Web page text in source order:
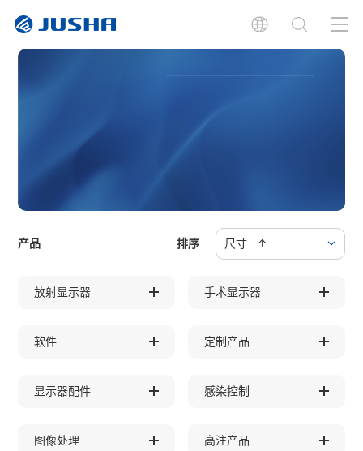
产品 排序 尺寸 ↑
放射显示器 手术显示器
软件 定制产品
显示器配件 感染控制
图像处理 高注产品